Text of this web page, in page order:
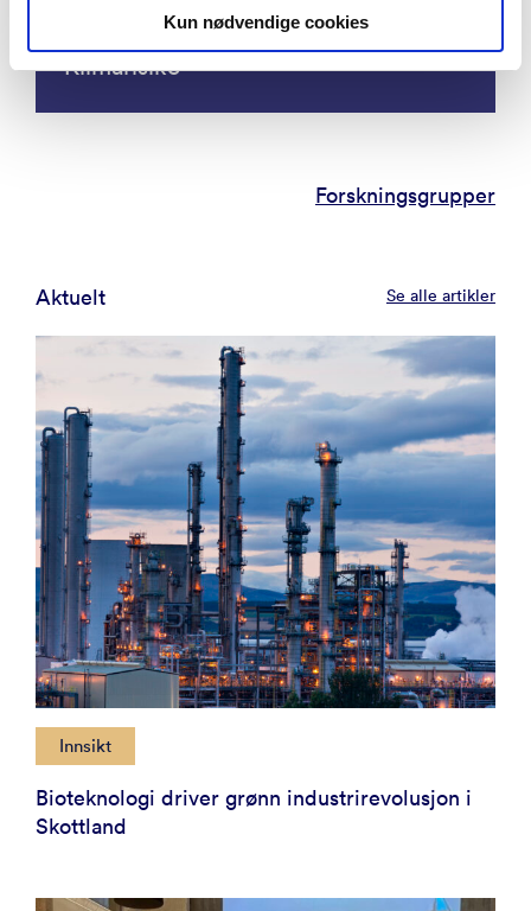
Kun nødvendige cookies
Klimarisiko
Forskningsgrupper
Aktuelt Se alle artikler
Innsikt
Bioteknologi driver grønn industrirevolusjon i
Skottland